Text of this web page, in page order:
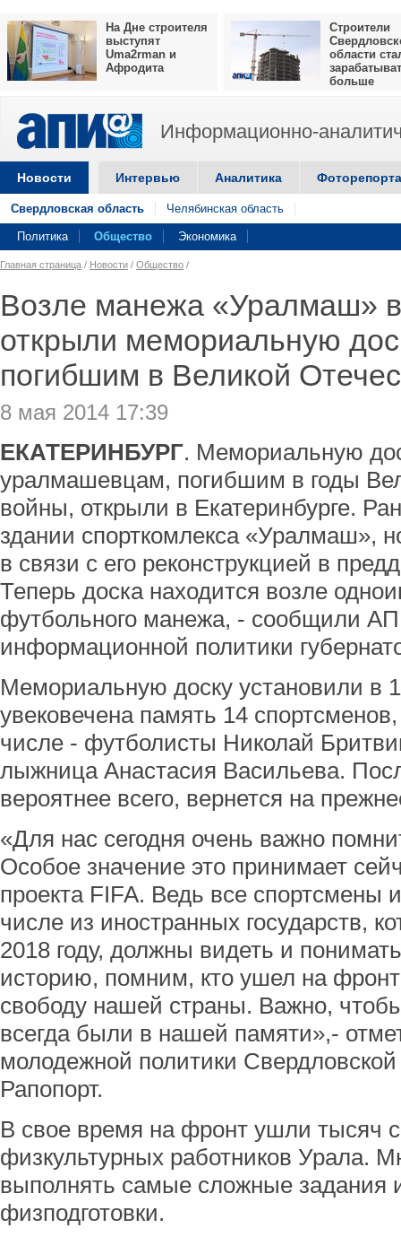
На Дне строителя
выступят
Uma2rman и
Афродита
Строители
области
больше
Информационно-
Новости Интервью Аналитика
Свердловская область Челябинская область
Политика Общество Экономика
Главная страница / Новости / Общество /
Возле манежа «Уралмаш» в
открыли мемориальную
погибшим в Великой
8 мая 2014 17:39
ЕКАТЕРИНБУРГ. Мемориальную
уралмашевцам, погибшим в годы
войны, открыли в Екатеринбурге.
здании спорткомлекса «Уралмаш»,
в связи с его реконструкцией в
Теперь доска находится возле
футбольного манежа, - сообщили
информационной политики
Мемориальную доску установили в
увековечена память 14
числе - футболисты Николай
лыжница Анастасия Васильева.
вероятнее всего, вернется на
«Для нас сегодня очень важно
Особое значение это принимает
проекта FIFA. Ведь все спортсмены
числе из иностранных государств,
2018 году, должны видеть и
историю, помним, кто ушел на
свободу нашей страны. Важно,
всегда были в нашей памяти»,-
молодежной политики
Рапопорт.
В свое время на фронт ушли тысяч
физкультурных работников Урала.
выполнять самые сложные задания
физподготовки.